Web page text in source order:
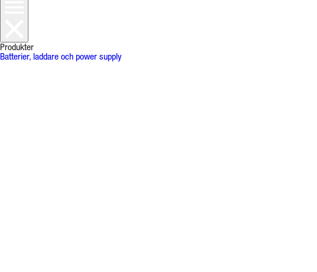
Produkter
Batterier, laddare och power supply